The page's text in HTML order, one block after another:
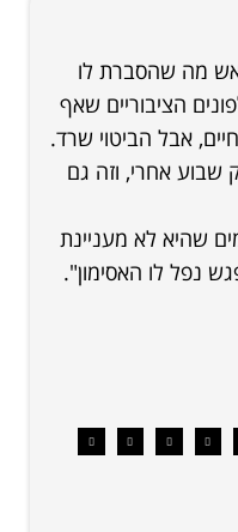
מה שהסברת לו
הציבוריים שאף
שבוע אחרי, וזה גם
שהיא לא מעניינת
נפל לו האסימון".